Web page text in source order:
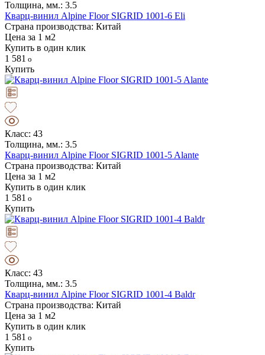
Толщина, мм.: 3.5
Кварц-винил Alpine Floor SIGRID 1001-6 Eli
Страна производства: Китай
Цена за 1 м2
Купить в один клик
1 581
Купить
Класс: 43
Толщина, мм.: 3.5
Кварц-винил Alpine Floor SIGRID 1001-5 Alante
Страна производства: Китай
Цена за 1 м2
Купить в один клик
1 581
Купить
Класс: 43
Толщина, мм.: 3.5
Кварц-винил Alpine Floor SIGRID 1001-4 Baldr
Страна производства: Китай
Цена за 1 м2
Купить в один клик
1 581
Купить